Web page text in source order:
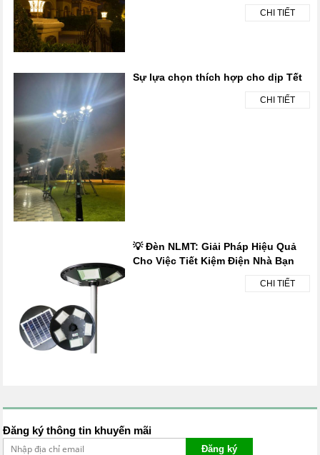
CHI TIẾT
Sự lựa chọn thích hợp cho dịp Tết
CHI TIẾT
💡 Đèn NLMT: Giải Pháp Hiệu Quả
Cho Việc Tiết Kiệm Điện Nhà Bạn
CHI TIẾT
Đăng ký thông tin khuyến mãi
Đăng ký